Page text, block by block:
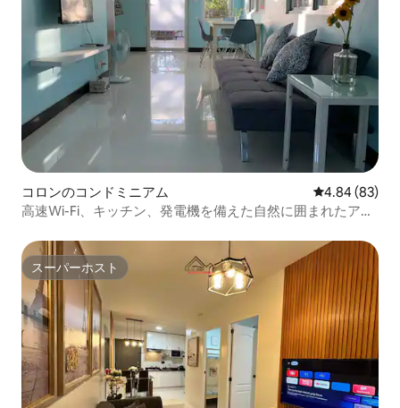
コロンのコンドミニアム レビュー83
4.84 (83)
高速Wi-Fi、キッチン、発電機を備えた自然に囲まれたアパ
スーパーホスト
スーパーホスト